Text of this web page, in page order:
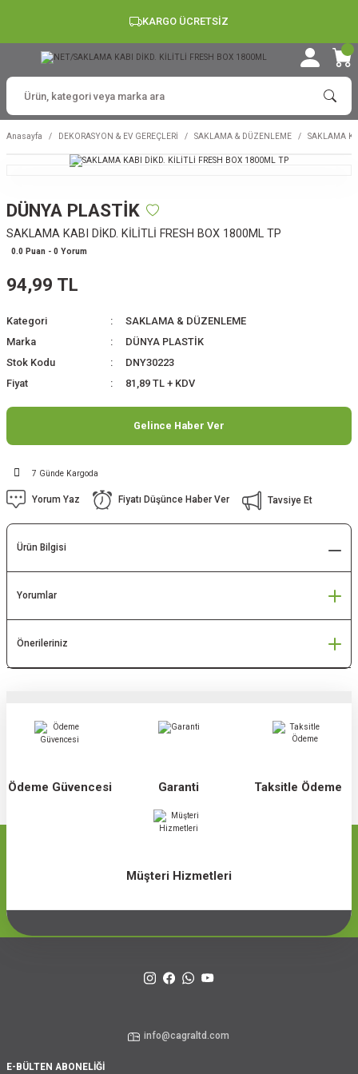
KARGO ÜCRETSİZ
Anasayfa DEKORASYON & EV GEREÇLERİ SAKLAMA & DÜZENLEME SAKLAMA
DÜNYA PLASTİK
SAKLAMA KABI DİKD. KİLİTLİ FRESH BOX 1800ML TP
0.0 Puan - 0 Yorum
94,99 TL
Kategori
SAKLAMA & DÜZENLEME
Marka
DÜNYA PLASTİK
Stok Kodu
DNY30223
Fiyat
81,89 TL + KDV
Gelince Haber Ver
7 Günde Kargoda
Yorum Yaz Fiyatı Düşünce Haber Ver Tavsiye Et
Ürün Bilgisi
Yorumlar
Önerileriniz
Ödeme Güvencesi Garanti Taksitle Ödeme
Müşteri Hizmetleri
info@cagraltd.com
E-BÜLTEN ABONELİĞİ